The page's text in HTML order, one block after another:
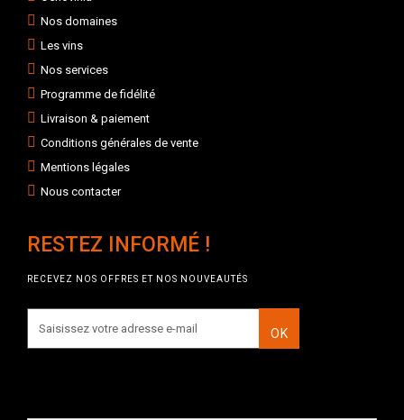
Nos domaines
Les vins
Nos services
Programme de fidélité
Livraison & paiement
Conditions générales de vente
Mentions légales
Nous contacter
RESTEZ INFORMÉ !
RECEVEZ NOS OFFRES ET NOS NOUVEAUTÉS
OK